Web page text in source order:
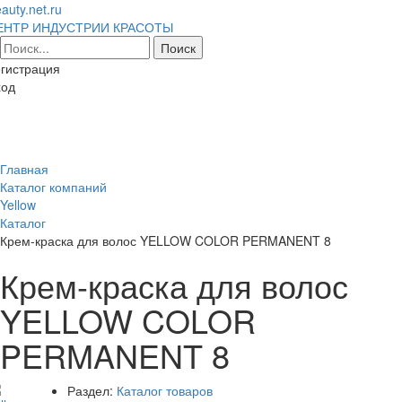
ИНДУСТРИИ КРАСОТЫ
Главная
Каталог компаний
Yellow
Каталог
Крем-краска для волос YELLOW COLOR PERMANENT 8
Крем-краска для волос
YELLOW COLOR
PERMANENT 8
Раздел: Каталог товаров